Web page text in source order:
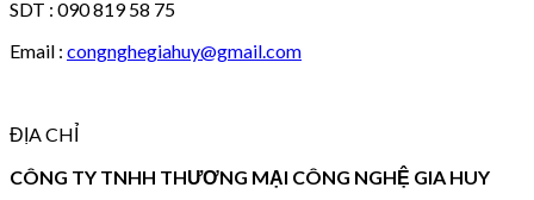
SDT : 090 819 58 75
Email : congnghegiahuy@gmail.com
ĐỊA CHỈ
CÔNG TY TNHH THƯƠNG MẠI CÔNG NGHỆ GIA HUY